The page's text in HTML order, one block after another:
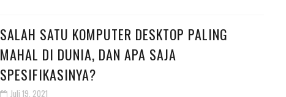
SALAH SATU KOMPUTER DESKTOP PALING
MAHAL DI DUNIA, DAN APA SAJA
SPESIFIKASINYA?
Juli 19, 2021